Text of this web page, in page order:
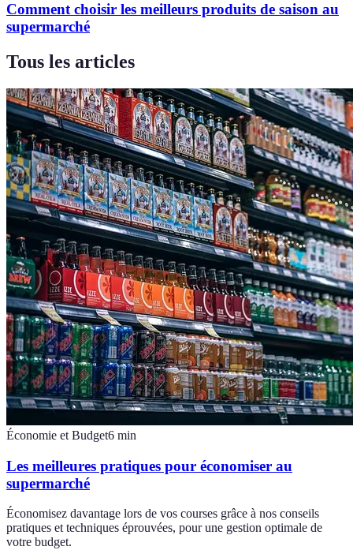
Comment choisir les meilleurs produits de saison au
supermarché
Tous les articles
Économie et Budget6 min
Les meilleures pratiques pour économiser au
supermarché
Économisez davantage lors de vos courses grâce à nos conseils
pratiques et techniques éprouvées, pour une gestion optimale de
votre budget.